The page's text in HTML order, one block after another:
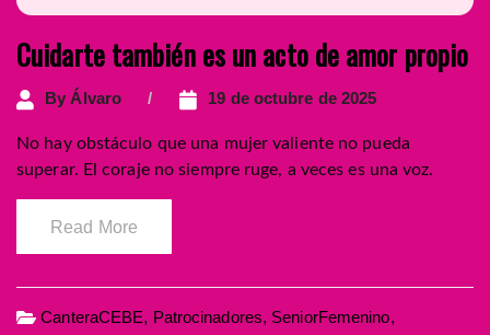
Cuidarte también es un acto de amor propio
By Álvaro 19 de octubre de 2025
No hay obstáculo que una mujer valiente no pueda
superar. El coraje no siempre ruge, a veces es una voz.
Read More
CanteraCEBE, Patrocinadores, SeniorFemenino,